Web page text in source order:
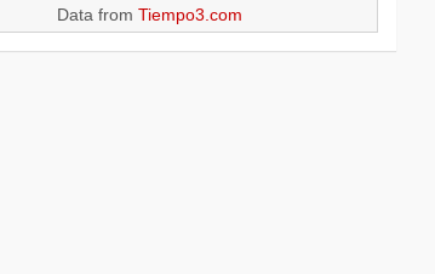
Data fromTiempo3.com